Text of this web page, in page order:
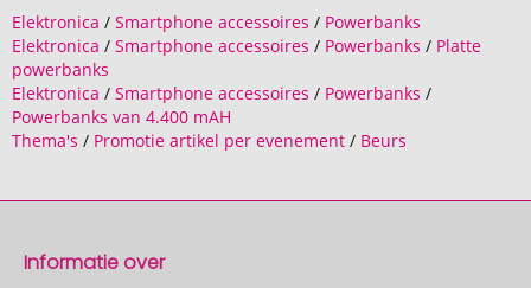
Elektronica / Smartphone accessoires / Powerbanks
Elektronica / Smartphone accessoires / Powerbanks / Platte
powerbanks
Elektronica / Smartphone accessoires / Powerbanks /
Powerbanks van 4.400 mAH
Thema's / Promotie artikel per evenement / Beurs
Informatie over